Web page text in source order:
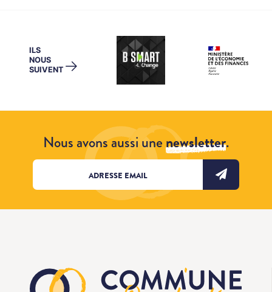
ILS
NOUS
SUIVENT →
Nous avons aussi unenewsletter.